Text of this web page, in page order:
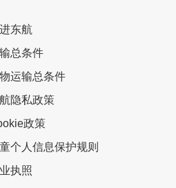
东航
总条件
运输总条件
隐私政策
政策
个人信息保护规则
执照